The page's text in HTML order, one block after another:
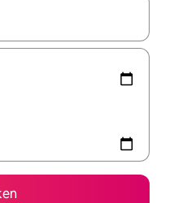
zijn, maak je een keuze